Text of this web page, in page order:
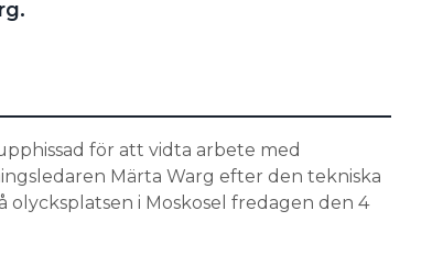
för att vidta arbete med
Märta Warg efter den tekniska
i Moskosel fredagen den 4